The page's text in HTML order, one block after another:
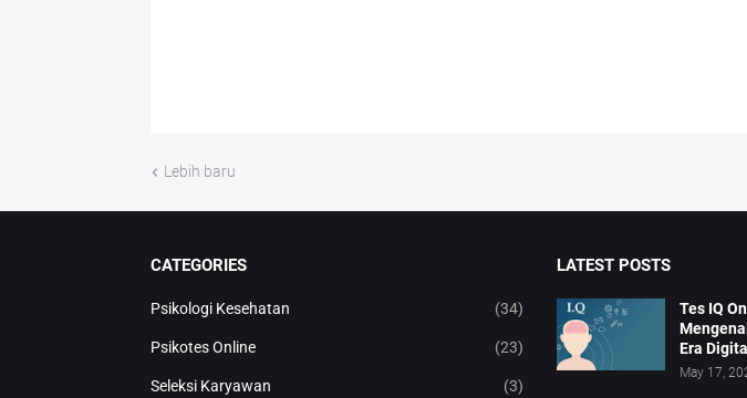
Lebih baru
CATEGORIES
Psikologi Kesehatan (34)
Psikotes Online (23)
Seleksi Karyawan (3)
LATEST POSTS
Tes IQ
Era Digital
May 17,